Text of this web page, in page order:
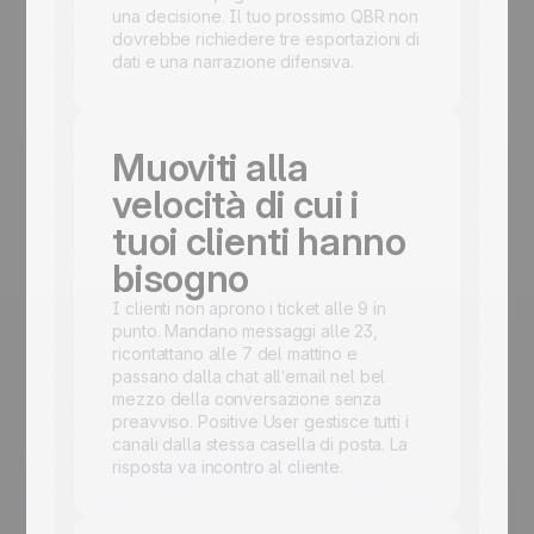
una decisione. Il tuo prossimo QBR non
dovrebbe richiedere tre esportazioni di
dati e una narrazione difensiva.
Muoviti alla
velocità di cui i
tuoi clienti hanno
bisogno
I clienti non aprono i ticket alle 9 in
punto. Mandano messaggi alle 23,
ricontattano alle 7 del mattino e
passano dalla chat all’email nel bel
mezzo della conversazione senza
preavviso. Positive User gestisce tutti i
canali dalla stessa casella di posta. La
risposta va incontro al cliente.